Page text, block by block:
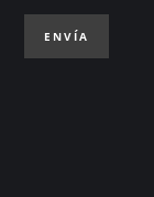
ENVÍA